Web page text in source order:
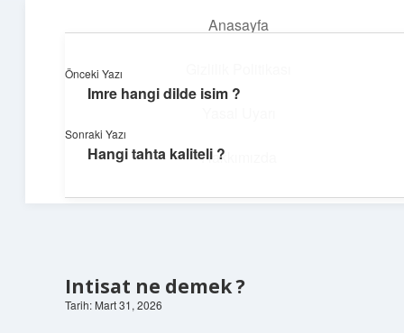
Anasayfa
Hakkımızda
Dijital Köşe
Güncel paylaşımlar ve ilginç keşiflerle dolu içerikler.
Intisat ne demek ?
Tarih: Mart 31, 2026
Önceki Yazı
Imre hangi dilde isim ?
Sonraki Yazı
Hangi tahta kaliteli ?